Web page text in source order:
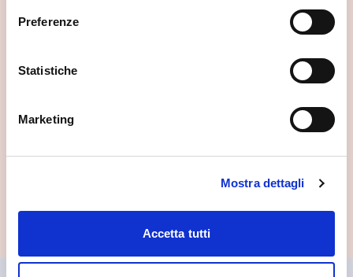
Preferenze
Statistiche
Marketing
Mostra dettagli
Accetta tutti
Onidi, Stefano Parrino, Iuliia
Festival Le Altre Note 2026 —
Racconta Rodari Renato